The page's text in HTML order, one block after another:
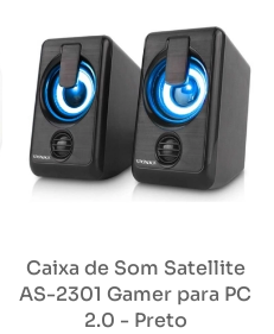
Caixa de Som Satellite
AS-2301 Gamer para PC
2.0 - Preto